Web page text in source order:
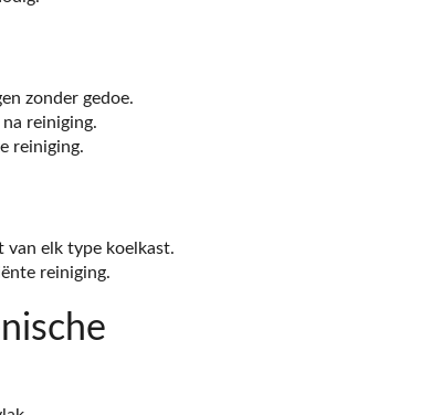
zonder gedoe.
reiniging.
reiniging.
van elk type koelkast.
reiniging.